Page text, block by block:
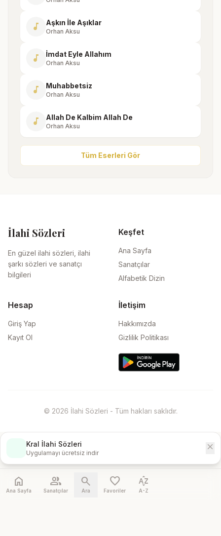
music_note Aşkın İle Aşıklar
Orhan Aksu
music_note İmdat Eyle Allahım
Orhan Aksu
music_note Muhabbetsiz
Orhan Aksu
music_note Allah De Kalbim Allah De
Orhan Aksu
Tüm Eserleri Gör
İlahi Sözleri
En güzel ilahi sözleri, ilahi
şarkı sözleri ve sanatçı
bilgileri
Keşfet
Ana Sayfa
Sanatçılar
Alfabetik Dizin
Hesap
Giriş Yap
Kayıt Ol
İletişim
Hakkımızda
Gizlilik Politikası
© 2026 İlahi Sözleri - Tüm hakları saklıdır.
Kral İlahi Sözleri
Uygulamayı ücretsiz indir
close
home
Ana Sayfa
people
Sanatçılar
search
Ara
favorite
Favoriler
sort_by_alpha
A-Z